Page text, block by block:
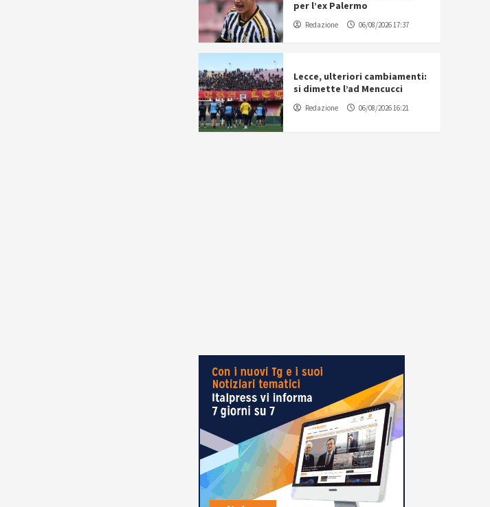
per l’ex Palermo
Redazione 06/08/2026 17:37
Lecce, ulteriori cambiamenti:
si dimette l’ad Mencucci
Redazione 06/08/2026 16:21